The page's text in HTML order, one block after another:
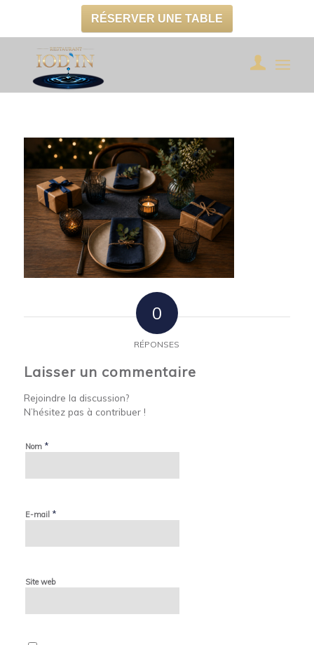
RÉSERVER UNE TABLE
0
RÉPONSES
Laisser un commentaire
Rejoindre la discussion?
N’hésitez pas à contribuer !
Nom *
E-mail *
Site web